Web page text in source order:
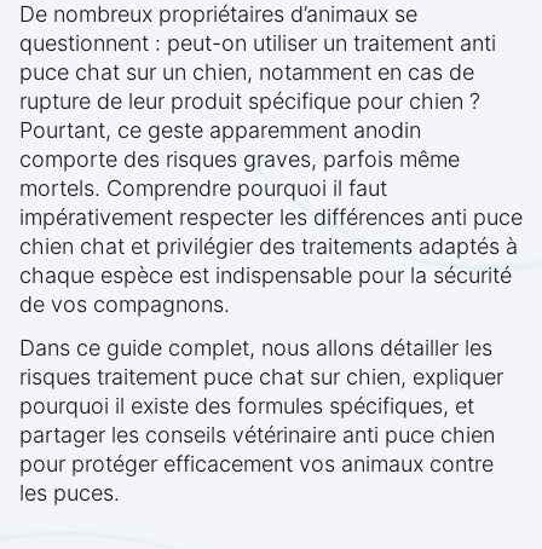
De nombreux propriétaires d’animaux se
questionnent : peut-on utiliser un traitement anti
puce chat sur un chien, notamment en cas de
rupture de leur produit spécifique pour chien ?
Pourtant, ce geste apparemment anodin
comporte des risques graves, parfois même
mortels. Comprendre pourquoi il faut
impérativement respecter les différences anti puce
chien chat et privilégier des traitements adaptés à
chaque espèce est indispensable pour la sécurité
de vos compagnons.
Dans ce guide complet, nous allons détailler les
risques traitement puce chat sur chien, expliquer
pourquoi il existe des formules spécifiques, et
partager les conseils vétérinaire anti puce chien
pour protéger efficacement vos animaux contre
les puces.